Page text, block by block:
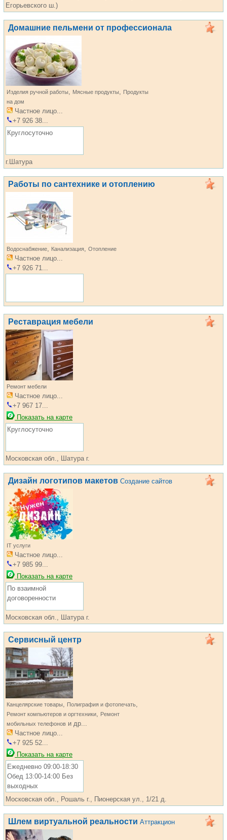
Егорьевского ш.)
Домашние пельмени от профессионала
Изделия ручной работы, Мясные продукты, Продукты
на дом
Частное лицо...
+7 926 38...
Круглосуточно
г.Шатура
Работы по сантехнике и отоплению
Водоснабжение, Канализация, Отопление
Частное лицо...
+7 926 71...
Реставрация мебели
Ремонт мебели
Частное лицо...
+7 967 17...
Показать на карте
Круглосуточно
Московская обл., Шатура г.
Дизайн логотипов макетов Создание сайтов
IT услуги
Частное лицо...
+7 985 99...
Показать на карте
По взаимной
договоренности
Московская обл., Шатура г.
Сервисный центр
Канцелярские товары, Полиграфия и фотопечать,
Ремонт компьютеров и оргтехники, Ремонт
мобильных телефонов и др...
Частное лицо...
+7 925 52...
Показать на карте
Ежедневно 09:00-18:30
Обед 13:00-14:00 Без
выходных
Московская обл., Рошаль г., Пионерская ул., 1/21 д.
Шлем виртуальной реальности Аттракцион